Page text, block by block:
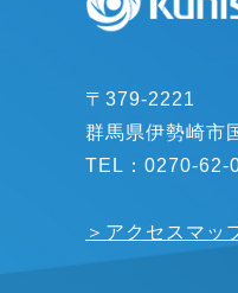
〒379-2221
群馬県伊勢崎市
TEL： 0270-62-
＞アクセスマッ